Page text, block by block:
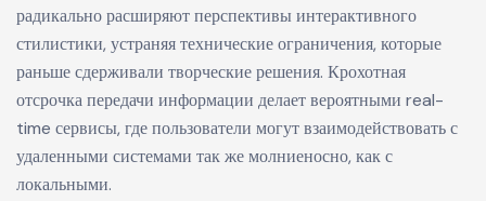
радикально расширяют перспективы интерактивного
стилистики, устраняя технические ограничения, которые
раньше сдерживали творческие решения. Крохотная
отсрочка передачи информации делает вероятными real-
time сервисы, где пользователи могут взаимодействовать с
удаленными системами так же молниеносно, как с
локальными.